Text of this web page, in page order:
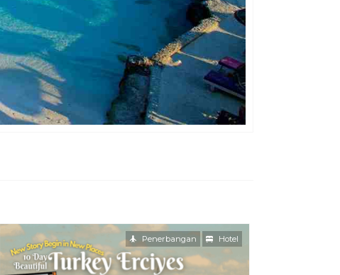
Penerbangan Hotel